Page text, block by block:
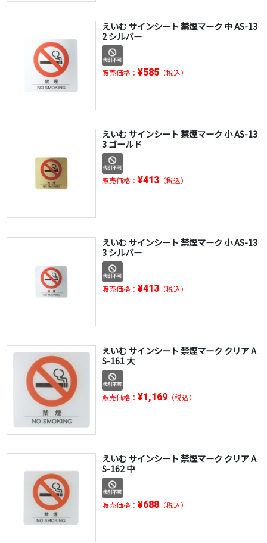
えいむ サインシート 禁煙マーク 中 AS-13
2 シルバー
販売価格： ¥585（税込）
えいむ サインシート 禁煙マーク 小 AS-13
3 ゴールド
販売価格： ¥413（税込）
えいむ サインシート 禁煙マーク 小 AS-13
3 シルバー
販売価格： ¥413（税込）
えいむ サインシート 禁煙マーク クリア A
S-161 大
販売価格： ¥1,169（税込）
えいむ サインシート 禁煙マーク クリア A
S-162 中
販売価格： ¥688（税込）